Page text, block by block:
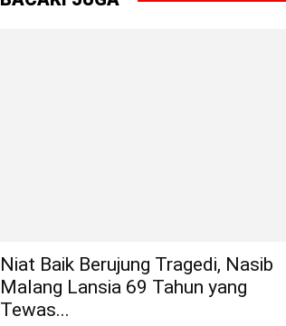
Niat Baik Berujung Tragedi, Nasib
Malang Lansia 69 Tahun yang
Tewas...